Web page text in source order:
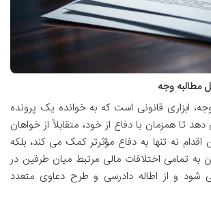
مطالبه وجه
ابزاری قانونی است که به خوانده یک پرونده
تا همزمان با دفاع از خود، متقابلاً از خواهان
اقدام نه تنها به دفاع مؤثرتر کمک می کند، بلکه
تمامی اختلافات مالی مرتبط میان طرفین در
و از اطاله دادرسی و طرح دعاوی متعدد